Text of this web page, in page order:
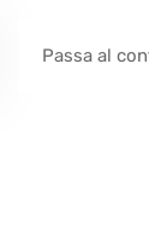
Passa al